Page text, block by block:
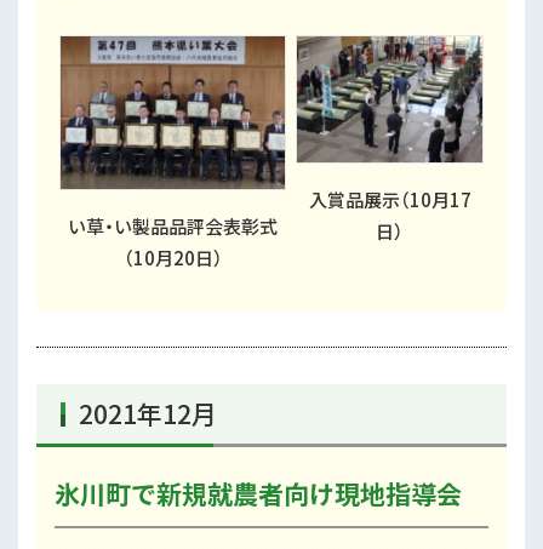
い草・い製品品評会表彰式
（10月20日）
入賞品展示（10月17
日）
2021年12月
氷川町で新規就農者向け現地指導会